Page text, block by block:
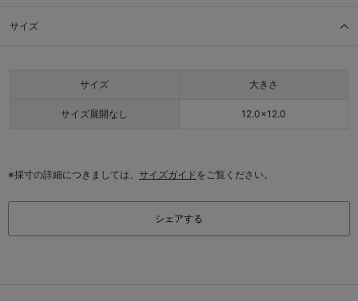
サイズ
サイズ 大きさ
サイズ展開なし 12.0×12.0
※採寸の詳細につきましては、 サイズガイドをご覧ください。
シェアする